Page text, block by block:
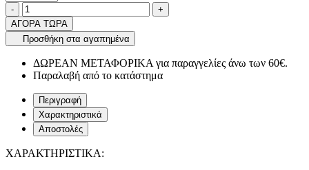
Ποσότητα
-product.increase.quantity +
ΑΓΟΡΑ ΤΩΡΑ
Προσθήκη στα αγαπημένα
ΔΩΡΕΑΝ ΜΕΤΑΦΟΡΙΚΑ για παραγγελίες άνω των 60€.
Παραλαβή από το κατάστημα
Περιγραφή
Χαρακτηριστικά
Αποστολές
ΧΑΡΑΚΤΗΡΙΣΤΙΚΑ: